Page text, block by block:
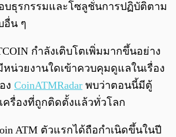
บธุรกรรมและโซลูชั่นการปฏิบัติตาม
อื่น ๆ
กำลังเติบโตเพิ่มมากขึ้นอย่าง
น่วยงานใดเข้าควบคุมดูแลในเรื่อง
ง CoinATMRadar พบว่าตอนนี้มีตู้
เครื่องที่ถูกติดตั้งแล้วทั่วโลก
ATM ตัวแรกได้ถือกำเนิดขึ้นในปี